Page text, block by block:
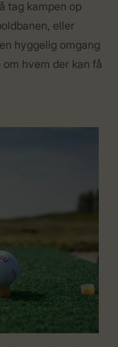
tag kampen op
eller
hyggelig omgang
hvem der kan få